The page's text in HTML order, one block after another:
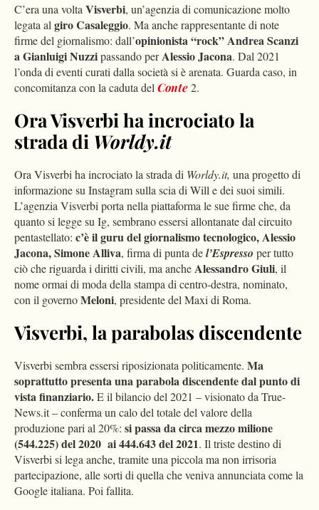
C’era una voltaVisverbi, un’agenzia di comunicazione molto
legata algiro Casaleggio. Ma anche rappresentante di note
firme del giornalismo: dall’opinionista “rock” Andrea Scanzi
a Gianluigi Nuzzipassando perAlessio Jacona. Dal 2021
l’onda di eventi curati dalla società si è arenata. Guarda caso, in
concomitanza con la caduta delConte2.
Ora Visverbi ha incrociato la
strada di Worldy.it
Ora Visverbi ha incrociato la strada di Worldy.it, una progetto di
informazione su Instagram sulla scia di Will e dei suoi simili.
L’agenzia Visverbi porta nella piattaforma le sue firme che, da
quanto si legge su Ig, sembrano essersi allontanate dal circuito
pentastellato: c’è il guru del giornalismo tecnologico, Alessio
Jacona, Simone Alliva, firma di punta del’Espresso per tutto
ciò che riguarda i diritti civili, ma ancheAlessandro Giuli, il
nome ormai di moda della stampa di centro-destra, nominato,
con il governoMeloni, presidente del Maxi di Roma.
Visverbi, la parabolas discendente
Visverbi sembra essersi riposizionata politicamente. Ma
soprattutto presenta una parabola discendente dal punto di
vista finanziario.E il bilancio del 2021 – visionato da True-
News.it – conferma un calo del totale del valore della
produzione pari al 20%: si passa da circa mezzo milione
(544.225) del 2020 ai 444.643 del 2021. Il triste destino di
Visverbi si lega anche, tramite una piccola ma non irrisoria
partecipazione, alle sorti di quella che veniva annunciata come la
Google italiana. Poi fallita.